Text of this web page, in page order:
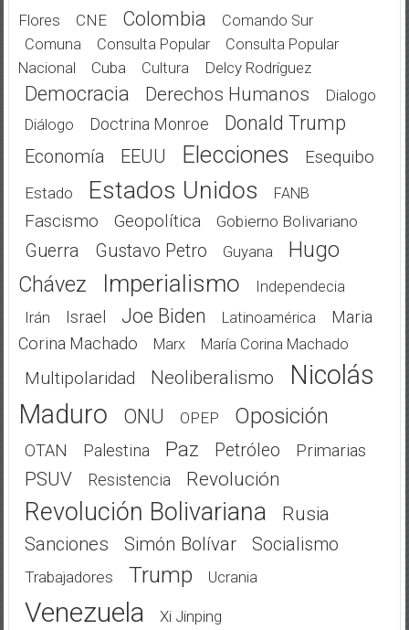
Flores
CNE Colombia
Comando Sur
Comuna
Consulta Popular
Consulta Popular
Nacional
Cuba Cultura Delcy Rodríguez
Democracia Derechos Humanos Dialogo
Diálogo Doctrina Monroe Donald Trump
Economía EEUU Elecciones Esequibo
Estado Estados Unidos FANB
Fascismo Geopolítica Gobierno Bolivariano
Guerra Gustavo Petro Guyana
Hugo
Chávez
Imperialismo Independecia
Irán Israel Joe Biden Latinoamérica
Maria
Corina Machado
Marx María Corina Machado
Multipolaridad Neoliberalismo
Nicolás
Maduro
ONU OPEP Oposición
OTAN Palestina Paz Petróleo Primarias
PSUV Resistencia Revolución
Revolución Bolivariana
Rusia
Sanciones
Simón Bolívar Socialismo
Trabajadores Trump Ucrania
Venezuela Xi Jinping